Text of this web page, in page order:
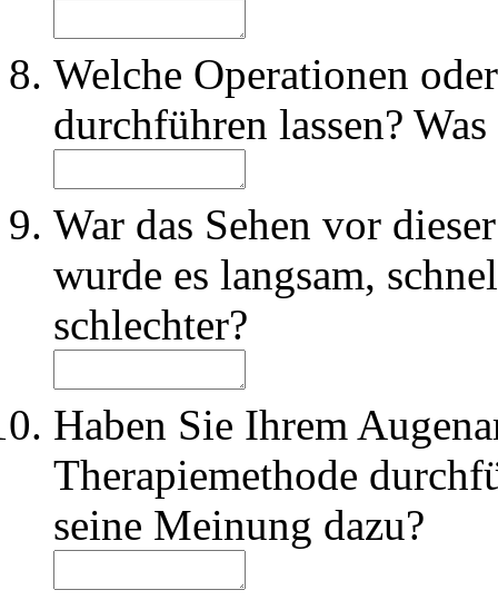
Welche Operationen
durchführen lassen?
War das Sehen vor
wurde es langsam,
schlechter?
Haben Sie Ihrem
Therapiemethode
seine Meinung dazu?